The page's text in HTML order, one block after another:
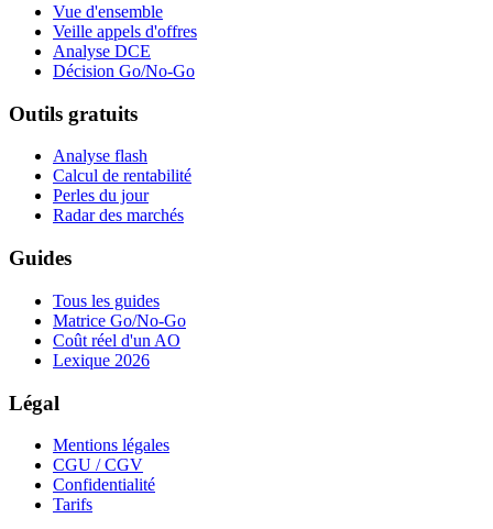
Vue d'ensemble
Veille appels d'offres
Analyse DCE
Décision Go/No-Go
Outils gratuits
Analyse flash
Calcul de rentabilité
Perles du jour
Radar des marchés
Guides
Tous les guides
Matrice Go/No-Go
Coût réel d'un AO
Lexique 2026
Légal
Mentions légales
CGU / CGV
Confidentialité
Tarifs